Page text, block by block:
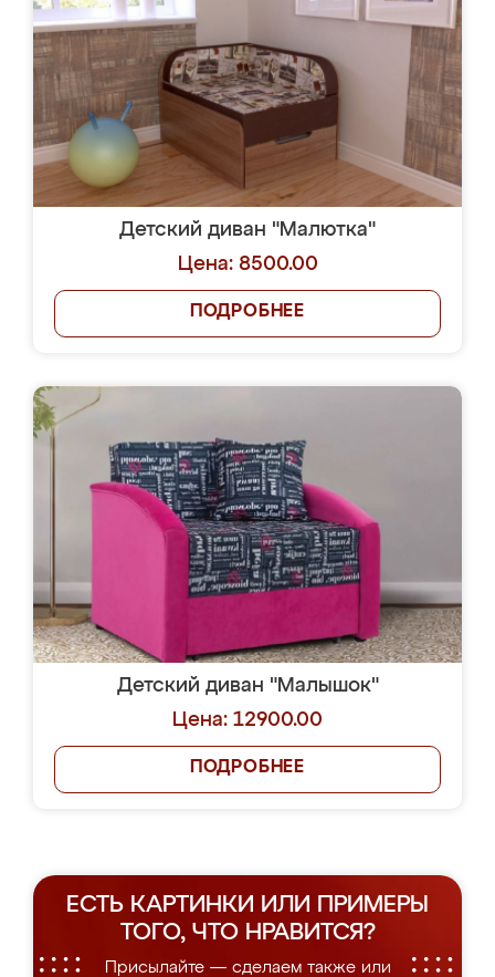
Детский диван "Малютка"
Цена: 8500.00
ПОДРОБНЕЕ
Детский диван "Малышок"
Цена: 12900.00
ПОДРОБНЕЕ
ЕСТЬ КАРТИНКИ ИЛИ ПРИМЕРЫ
ТОГО, ЧТО НРАВИТСЯ?
Присылайте — сделаем также или